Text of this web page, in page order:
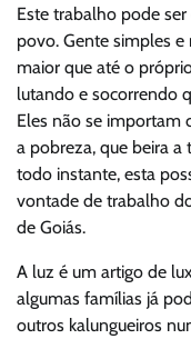
Este trabalho pode
povo. Gente simples
maior que até o
lutando e socorrendo
Eles não se importam
a pobreza, que beira
todo instante, esta
vontade de trabalho
de Goiás.
A luz é um artigo de
algumas famílias já
outros kalungueiros